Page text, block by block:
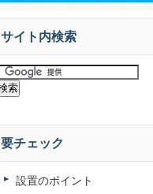
サイト内検索
要チェック
設置のポイント